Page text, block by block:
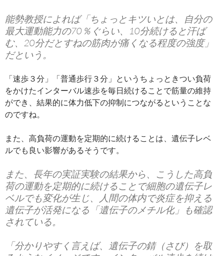
能勢教授によれば「ちょっとキツいとは、自分の
最大運動能力の70％ぐらい、10分続けると汗ば
む、20分だとすねの筋肉が痛くなる程度の強度」
だという。
「速歩３分」「普通歩行３分」というちょっときつい負荷
をかけたインターバル速歩を毎日続けることで筋量の維持
ができ、結果的に体力低下の抑制につながるということな
のですね。
また、高負荷の運動を定期的に続けることは、遺伝子レベ
ルでも良い影響があるそうです。
また、長年の実証実験の結果から、こうした高負
荷の運動を定期的に続けることで細胞の遺伝子レ
ベルでも変化が生じ、人間の体内で炎症を抑える
遺伝子が活発になる「遺伝子のメチル化」も確認
されている。
「分かりやすく言えば、遺伝子の錆（さび）を取